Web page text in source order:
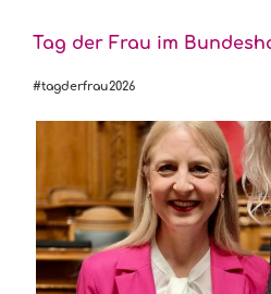
Tag der Frau im
#tagderfrau2026